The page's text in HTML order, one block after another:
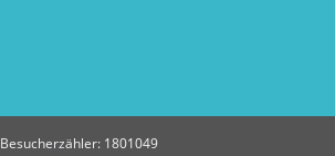
Besucherzähler: 1801049